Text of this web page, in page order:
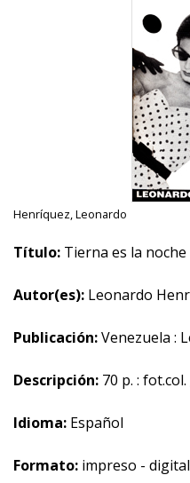
Henríquez, Leonardo
Título: Tierna es la noche
Autor(es): Leonardo
Publicación:Venezuela :
Descripción: 70 p. : fot.col.
Idioma: Español
Formato: impreso - digital